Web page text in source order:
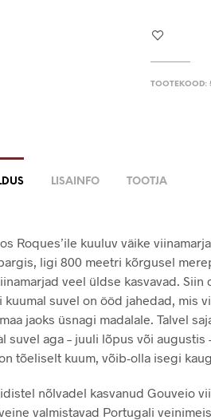
TOOTEKOOD:
LISAINFO TOOTJA
Roques’ile kuuluv väike
ligi 800 meetri kõrgusel
veel üldse kasvavad. Siin
suvel on ööd jahedad, mis
jaoks üsnagi madalale. Talvel
suvel aga – juuli lõpus või augustis
tõeliselt kuum, võib-olla isegi
nõlvadel kasvanud Gouveio
valmistavad Portugali